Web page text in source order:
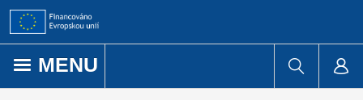
Přejít k obsahu
MENU